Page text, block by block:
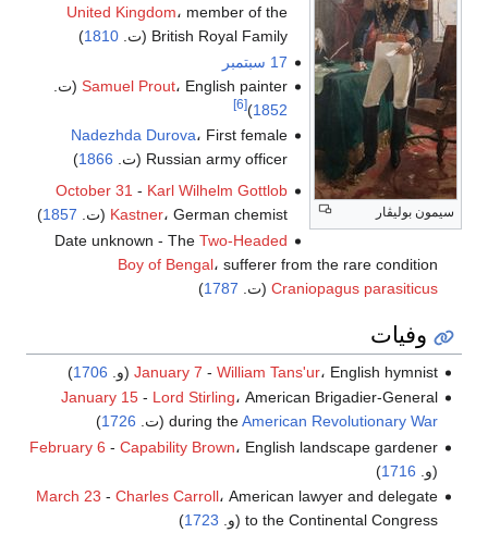
سيمون بوليڤار
United Kingdom، member of the
British Royal Family (ت.
1810
)
17 سبتمبر
Samuel Prout، English painter (ت.
1852
)
[6]
Nadezhda Durova، First female
Russian army officer (ت.
1866
)
October 31 - Karl Wilhelm Gottlob
Kastner، German chemist (ت. 1857
)
Date unknown - TheTwo-Headed
Boy of Bengal، sufferer from the rare condition
Craniopagus parasiticus (ت. 1787
)
وفيات
January 7 - William Tans'ur، English hymnist (و. 1706
)
January 15- Lord Stirling، American Brigadier-General
during theAmerican Revolutionary War (ت. 1726
)
February 6 - Capability Brown، English landscape gardener
(و. 1716
)
March 23 - Charles Carroll، American lawyer and delegate
to the Continental Congress (و.
1723
)